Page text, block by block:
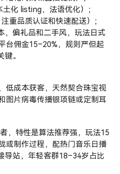
化 listing，法语优化）；
重品质认证和快速配送）；
，偏礼品和二手风，玩法日式
台佣金15–20%，规则严但起
。
低成本获客，天然契合珠宝视
图片病毒传播银项链或定制耳
，特性是算法推荐强，玩法15
或制作过程，配热门音乐日播
导站，年轻客群18–34岁占比